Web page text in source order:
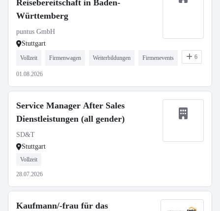
Reisebereitschaft in Baden-
Württemberg
puntus GmbH
Stuttgart
Vollzeit Firmenwagen Weiterbildungen Firmenevents 6
01.08.2026
Service Manager After Sales
Dienstleistungen (all gender)
SD&T
Stuttgart
Vollzeit
28.07.2026
Kaufmann/-frau für das